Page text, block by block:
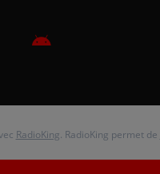
RadioKing. RadioKing permet de